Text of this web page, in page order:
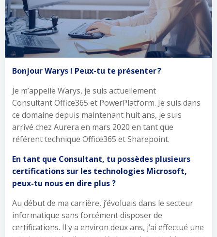
Bonjour Warys ! Peux-tu te présenter ?
Je m’appelle Warys, je suis actuellement
Consultant Office365 et PowerPlatform. Je suis dans
ce domaine depuis maintenant huit ans, je suis
arrivé chez Aurera en mars 2020 en tant que
référent technique Office365 et Sharepoint.
En tant que Consultant, tu possèdes plusieurs
certifications sur les technologies Microsoft,
peux-tu nous en dire plus ?
Au début de ma carrière, j’évoluais dans le secteur
informatique sans forcément disposer de
certifications. Il y a environ deux ans, j’ai effectué une